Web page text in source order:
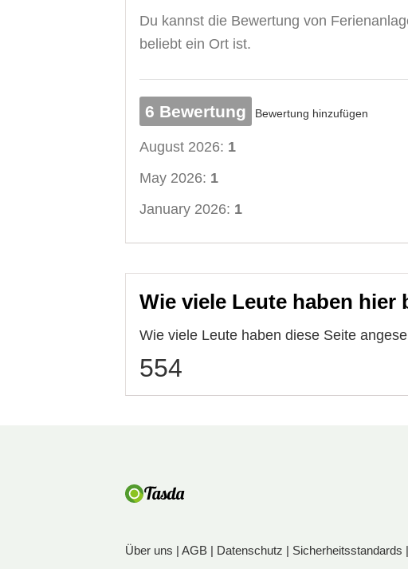
Du kannst die Bewertung von
beliebt ein Ort ist.
6 Bewertung Bewertung hinzufügen
August 2026: 1
May 2026: 1
January 2026: 1
Wie viele Leute haben hier
Wie viele Leute haben diese Seite
554
Über uns | AGB | Datenschutz | Sicherheitsstandards |